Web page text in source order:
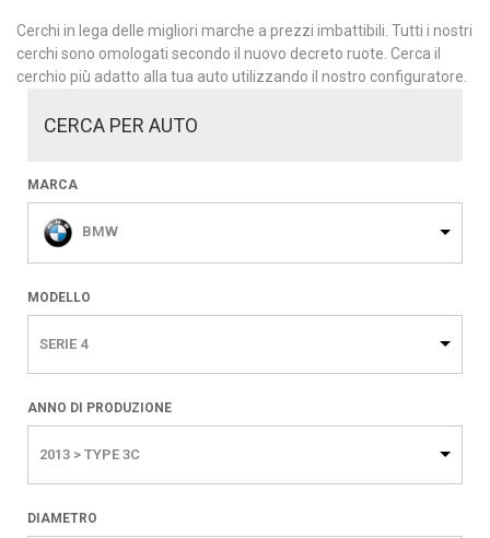
Cerchi in lega delle migliori marche a prezzi imbattibili. Tutti i nostri
cerchi sono omologati secondo il nuovo decreto ruote. Cerca il
cerchio più adatto alla tua auto utilizzando il nostro configuratore.
CERCA PER AUTO
MARCA
BMW
MODELLO
SERIE 4
ANNO DI PRODUZIONE
2013 > TYPE 3C
DIAMETRO